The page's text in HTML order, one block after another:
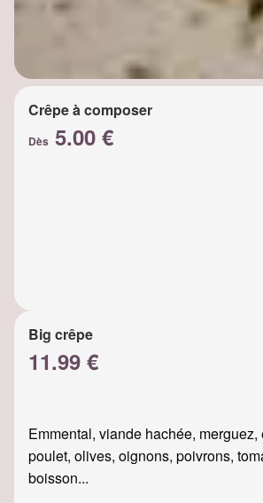
Crêpe à composer
Dès 5.00 €
Big crêpe
11.99 €
Emmental, viande hachée, merguez,
poulet, olives, oignons, poivrons,
boisson...